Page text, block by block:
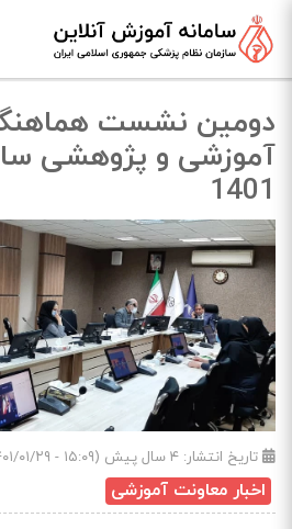
دومین نشست
آموزشی و پژوهشی
1401
تاریخ انتشار: ۴ سال پیش (۱۵:۰۹ - ۱۴۰۱/۰۱/۲۹)
اخبار معاونت آموزشی